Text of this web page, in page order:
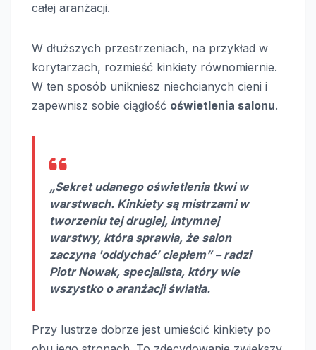
całej aranżacji.
W dłuższych przestrzeniach, na przykład w
korytarzach, rozmieść kinkiety równomiernie.
W ten sposób unikniesz niechcianych cieni i
zapewnisz sobie ciągłość oświetlenia salonu.
„Sekret udanego oświetlenia tkwi w
warstwach. Kinkiety są mistrzami w
tworzeniu tej drugiej, intymnej
warstwy, która sprawia, że salon
zaczyna 'oddychać’ ciepłem” – radzi
Piotr Nowak, specjalista, który wie
wszystko o aranżacji światła.
Przy lustrze dobrze jest umieścić kinkiety po